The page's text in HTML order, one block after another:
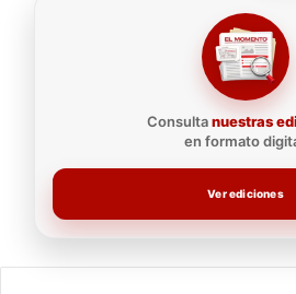
Consultanuestras
en formato
Ver ediciones